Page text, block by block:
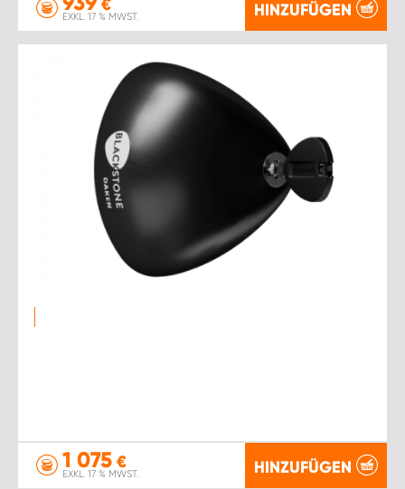
€
EXKL. 17 % MWST. HINZUFÜGEN
1 075 €
EXKL. 17 % MWST. HINZUFÜGEN